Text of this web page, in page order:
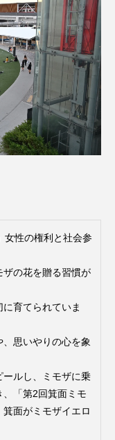
女性の権利と社会参
の花を贈る習慣が
育てられていま
思いやりの心を象
ルし、ミモザに乗
「第2回箕面ミモ
面がミモザイエロ